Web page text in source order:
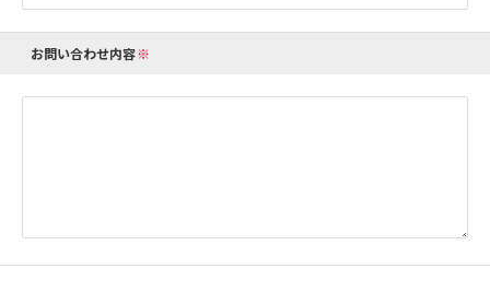
お問い合わせ内容